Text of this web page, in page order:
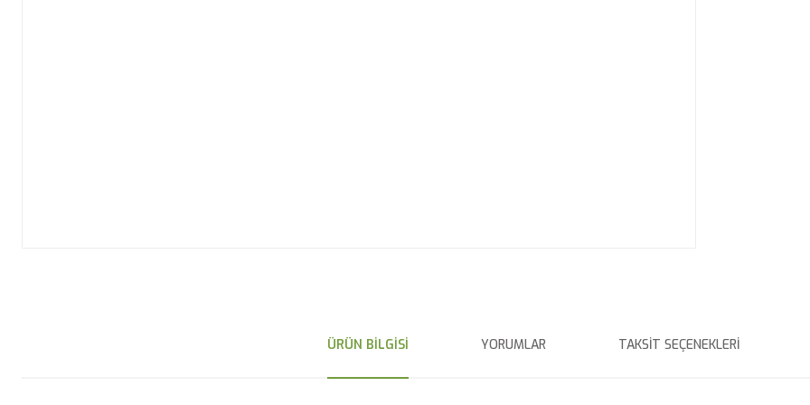
ÜRÜN BILGISI YORUMLAR TAKSIT SEÇENEKLERI